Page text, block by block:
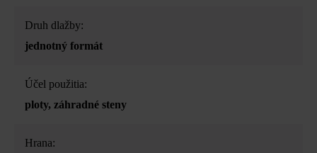
Druh dlažby:
jednotný formát
Účel použitia:
ploty, záhradné steny
Hrana: